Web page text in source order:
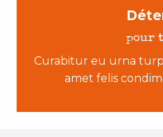
pour
Curabitur eu urna
amet felis